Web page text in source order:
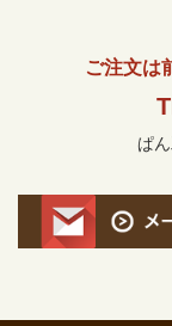
ご注文は
ぱ